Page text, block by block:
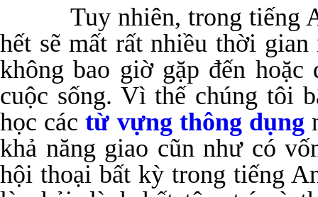
Tuy nhiên, trong tiếng
hết sẽ mất rất nhiều thời
không bao giờ gặp đến
cuộc sống. Vì thế chúng tôi
học cáctừ vựng thông dụng
khả năng giao cũn như có
hội thoại bất kỳ trong tiếng